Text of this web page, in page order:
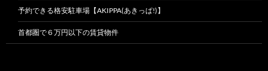
予約できる格安駐車場【AKIPPA(あきっぱ!)】
首都圏で６万円以下の賃貸物件